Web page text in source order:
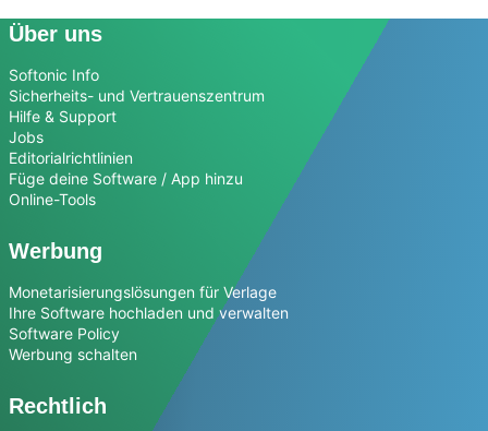
Über uns
Softonic Info
Sicherheits- und Vertrauenszentrum
Hilfe & Support
Jobs
Editorialrichtlinien
Füge deine Software / App hinzu
Online-Tools
Werbung
Monetarisierungslösungen für Verlage
Ihre Software hochladen und verwalten
Software Policy
Werbung schalten
Rechtlich